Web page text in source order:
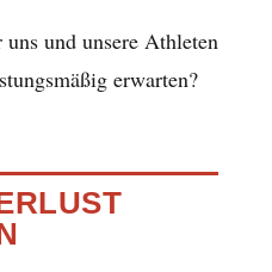
und unsere Athleten
erwarten?